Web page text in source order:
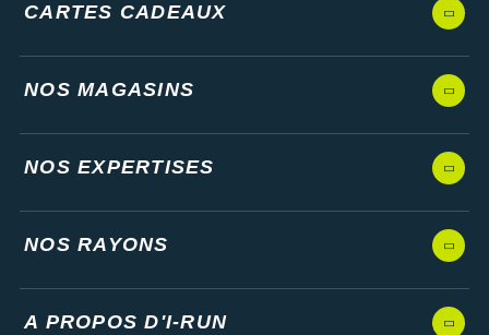
CARTES CADEAUX
NOS MAGASINS
NOS EXPERTISES
NOS RAYONS
A PROPOS D'I-RUN